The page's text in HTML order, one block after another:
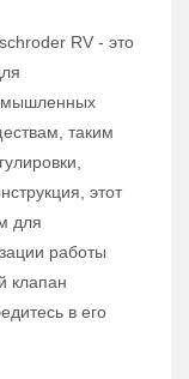
RV - это
таким
этот
для
работы
клапан
в его